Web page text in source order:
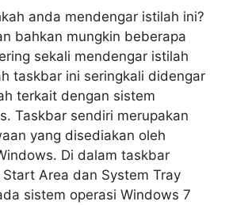
anda mendengar istilah ini?
bahkan mungkin beberapa
sekali mendengar istilah
taskbar ini seringkali didengar
terkait dengan sistem
Taskbar sendiri merupakan
yang disediakan oleh
Di dalam taskbar
Area dan System Tray
sistem operasi Windows 7